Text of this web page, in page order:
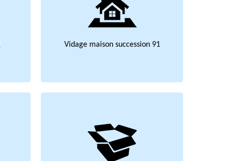
Vidage maison succession 91